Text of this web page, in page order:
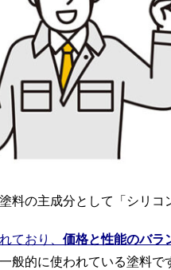
料の主成分として「シリコ
ており、 価格と性能のバラ
般的に使われている塗料で